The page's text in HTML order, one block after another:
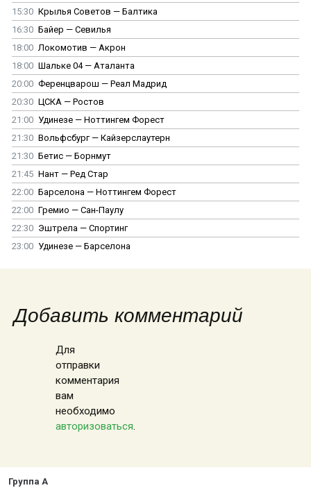
15:30 Крылья Советов — Балтика
16:30 Байер — Севилья
18:00 Локомотив — Акрон
18:00 Шальке 04 — Аталанта
20:00 Ференцварош — Реал Мадрид
20:30 ЦСКА — Ростов
21:00 Удинезе — Ноттингем Форест
21:30 Вольфсбург — Кайзерслаутерн
21:30 Бетис — Борнмут
21:45 Нант — Ред Стар
22:00 Барселона — Ноттингем Форест
22:00 Гремио — Сан-Паулу
22:30 Эштрела — Спортинг
23:00 Удинезе — Барселона
Добавить комментарий
Для
отправки
комментария
вам
необходимо
авторизоваться.
Группа A